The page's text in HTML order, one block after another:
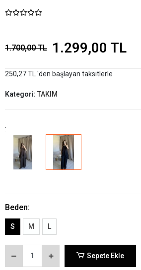
1.700,00 TL 1.299,00 TL
250,27 TL 'den başlayan taksitlerle
Kategori: TAKIM
:
Beden:
S M L
Sepete Ekle